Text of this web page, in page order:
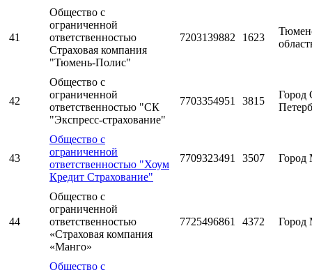
41
Общество с
ограниченной
ответственностью
Страховая компания
"Тюмень-Полис"
7203139882 1623
42
Общество с
ограниченной
ответственностью "СК
"Экспресс-страхование"
7703354951 3815
Город
43
Общество с
ограниченной
ответственностью "Хоум
Кредит Страхование"
7709323491 3507 Город
44
Общество с
ограниченной
ответственностью
«Страховая компания
«Манго»
7725496861 4372 Город
Общество с